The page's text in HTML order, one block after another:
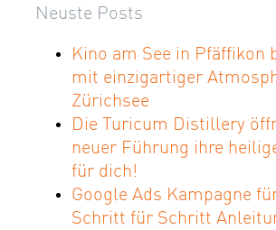
Neuste Posts
Kino am See in Pfäffikon
mit einzigartiger
Zürichsee
Die Turicum Distillery
neuer Führung ihre
für dich!
Google Ads Kampagne
Schritt für Schritt